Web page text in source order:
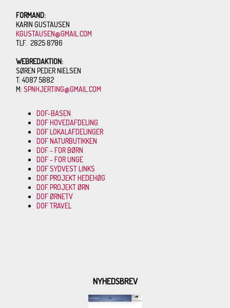
FORMAND:
KARIN GUSTAUSEN
KGUSTAUSEN@GMAIL.COM
TLF. 2825 8786
WEBREDAKTION:
SØREN PEDER NIELSEN
T: 4087 5882
M:SPNHJERTING@GMAIL.COM
DOF-BASEN
DOF HOVEDAFDELING
DOF LOKALAFDELINGER
DOF NATURBUTIKKEN
DOF - FOR BØRN
DOF - FOR UNGE
DOF SYDVEST LINKS
DOF PROJEKT HEDEHØG
DOF PROJEKT ØRN
DOF ØRNETV
DOF TRAVEL
NYHEDSBREV